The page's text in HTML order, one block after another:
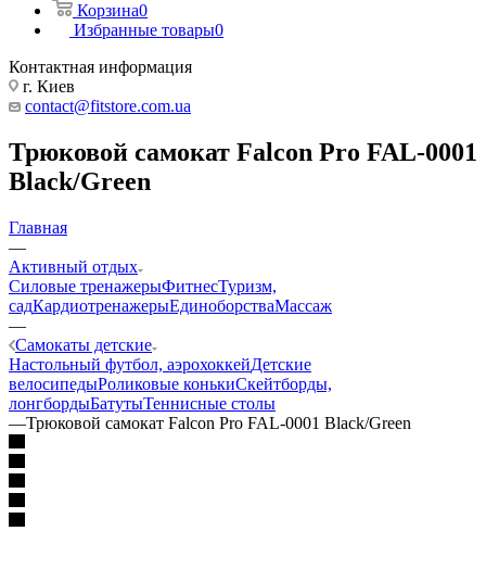
Корзина0
Избранные товары0
Контактная информация
г. Киев
contact@fitstore.com.ua
Трюковой самокат Falcon Pro FAL-0001
Black/Green
Главная
—
Активный отдых
Силовые тренажерыФитнесТуризм,
садКардиотренажерыЕдиноборстваМассаж
—
Самокаты детские
Настольный футбол, аэрохоккейДетские
велосипедыРоликовые конькиСкейтборды,
лонгбордыБатутыТеннисные столы
—Трюковой самокат Falcon Pro FAL-0001 Black/Green